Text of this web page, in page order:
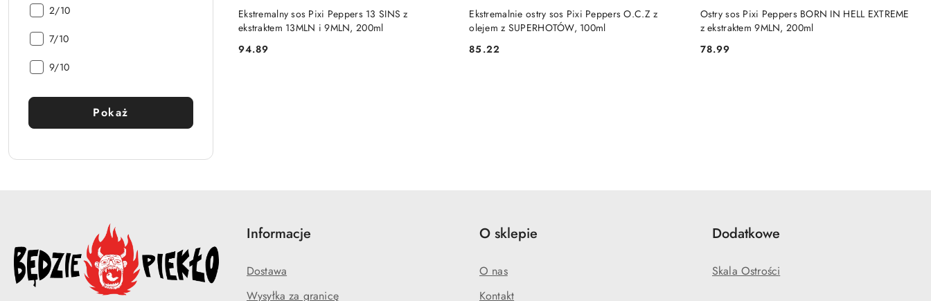
Ostrość:
2/10
Ostrość:
7/10
Ostrość:
9/10
Pokaż
Ekstremalny sos Pixi Peppers 13 SINS z
ekstraktem 13MLN i 9MLN, 200ml
Cena:
94.89
PRODUKT NIEDOSTĘPNY
Ekstremalnie ostry sos Pixi Peppers O.C.Z z
olejem z SUPERHOTÓW, 100ml
Cena:
85.22
PRODUKT NIEDOSTĘPNY
Ostry sos Pixi Peppers BORN IN HELL EXTREME
z ekstraktem 9MLN, 200ml
Cena:
78.99
PRODUKT NIEDOSTĘPNY
Informacje
Dostawa
Wysyłka za granicę
O sklepie
O nas
Kontakt
Dodatkowe
Skala Ostrości